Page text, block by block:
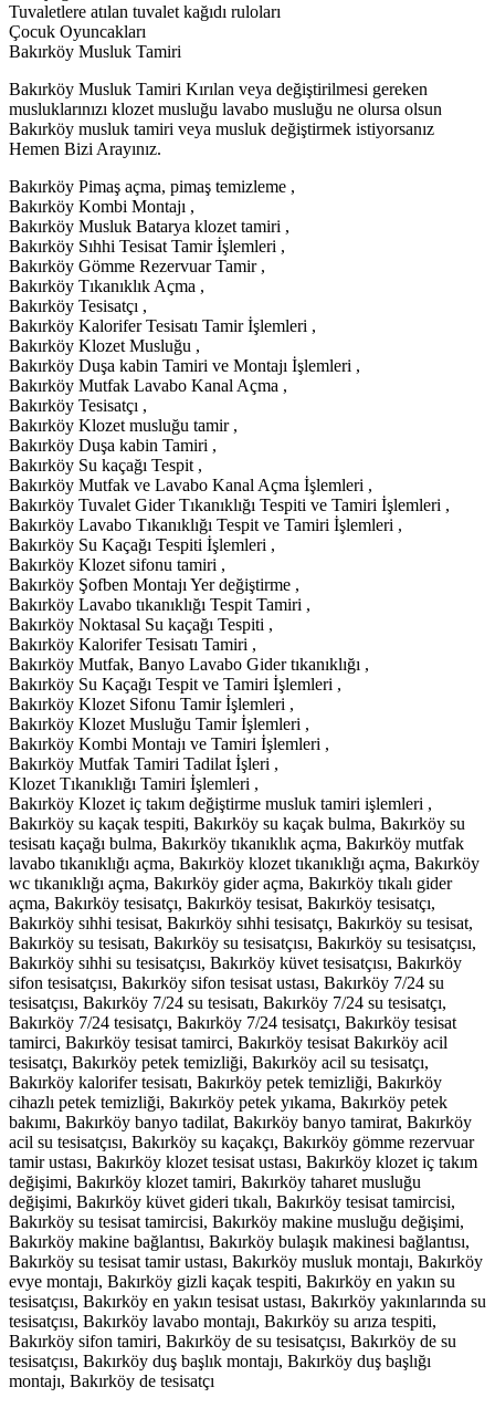
Tuvaletlere atılan tuvalet kağıdı ruloları
Çocuk Oyuncakları
Bakırköy Musluk Tamiri
Bakırköy Musluk Tamiri Kırılan veya değiştirilmesi gereken
musluklarınızı klozet musluğu lavabo musluğu ne olursa olsun
Bakırköy musluk tamiri veya musluk değiştirmek istiyorsanız
Hemen Bizi Arayınız.
Bakırköy Pimaş açma, pimaş temizleme ,
Bakırköy Kombi Montajı ,
Bakırköy Musluk Batarya klozet tamiri ,
Bakırköy Sıhhi Tesisat Tamir İşlemleri ,
Bakırköy Gömme Rezervuar Tamir ,
Bakırköy Tıkanıklık Açma ,
Bakırköy Tesisatçı ,
Bakırköy Kalorifer Tesisatı Tamir İşlemleri ,
Bakırköy Klozet Musluğu ,
Bakırköy Duşa kabin Tamiri ve Montajı İşlemleri ,
Bakırköy Mutfak Lavabo Kanal Açma ,
Bakırköy Tesisatçı ,
Bakırköy Klozet musluğu tamir ,
Bakırköy Duşa kabin Tamiri ,
Bakırköy Su kaçağı Tespit ,
Bakırköy Mutfak ve Lavabo Kanal Açma İşlemleri ,
Bakırköy Tuvalet Gider Tıkanıklığı Tespiti ve Tamiri İşlemleri ,
Bakırköy Lavabo Tıkanıklığı Tespit ve Tamiri İşlemleri ,
Bakırköy Su Kaçağı Tespiti İşlemleri ,
Bakırköy Klozet sifonu tamiri ,
Bakırköy Şofben Montajı Yer değiştirme ,
Bakırköy Lavabo tıkanıklığı Tespit Tamiri ,
Bakırköy Noktasal Su kaçağı Tespiti ,
Bakırköy Kalorifer Tesisatı Tamiri ,
Bakırköy Mutfak, Banyo Lavabo Gider tıkanıklığı ,
Bakırköy Su Kaçağı Tespit ve Tamiri İşlemleri ,
Bakırköy Klozet Sifonu Tamir İşlemleri ,
Bakırköy Klozet Musluğu Tamir İşlemleri ,
Bakırköy Kombi Montajı ve Tamiri İşlemleri ,
Bakırköy Mutfak Tamiri Tadilat İşleri ,
Klozet Tıkanıklığı Tamiri İşlemleri ,
Bakırköy Klozet iç takım değiştirme musluk tamiri işlemleri ,
Bakırköy su kaçak tespiti, Bakırköy su kaçak bulma, Bakırköy su
tesisatı kaçağı bulma, Bakırköy tıkanıklık açma, Bakırköy mutfak
lavabo tıkanıklığı açma, Bakırköy klozet tıkanıklığı açma, Bakırköy
wc tıkanıklığı açma, Bakırköy gider açma, Bakırköy tıkalı gider
açma, Bakırköy tesisatçı, Bakırköy tesisat, Bakırköy tesisatçı,
Bakırköy sıhhi tesisat, Bakırköy sıhhi tesisatçı, Bakırköy su tesisat,
Bakırköy su tesisatı, Bakırköy su tesisatçısı, Bakırköy su tesisatçısı,
Bakırköy sıhhi su tesisatçısı, Bakırköy küvet tesisatçısı, Bakırköy
sifon tesisatçısı, Bakırköy sifon tesisat ustası, Bakırköy 7/24 su
tesisatçısı, Bakırköy 7/24 su tesisatı, Bakırköy 7/24 su tesisatçı,
Bakırköy 7/24 tesisatçı, Bakırköy 7/24 tesisatçı, Bakırköy tesisat
tamirci, Bakırköy tesisat tamirci, Bakırköy tesisat Bakırköy acil
tesisatçı, Bakırköy petek temizliği, Bakırköy acil su tesisatçı,
Bakırköy kalorifer tesisatı, Bakırköy petek temizliği, Bakırköy
cihazlı petek temizliği, Bakırköy petek yıkama, Bakırköy petek
bakımı, Bakırköy banyo tadilat, Bakırköy banyo tamirat, Bakırköy
acil su tesisatçısı, Bakırköy su kaçakçı, Bakırköy gömme rezervuar
tamir ustası, Bakırköy klozet tesisat ustası, Bakırköy klozet iç takım
değişimi, Bakırköy klozet tamiri, Bakırköy taharet musluğu
değişimi, Bakırköy küvet gideri tıkalı, Bakırköy tesisat tamircisi,
Bakırköy su tesisat tamircisi, Bakırköy makine musluğu değişimi,
Bakırköy makine bağlantısı, Bakırköy bulaşık makinesi bağlantısı,
Bakırköy su tesisat tamir ustası, Bakırköy musluk montajı, Bakırköy
evye montajı, Bakırköy gizli kaçak tespiti, Bakırköy en yakın su
tesisatçısı, Bakırköy en yakın tesisat ustası, Bakırköy yakınlarında su
tesisatçısı, Bakırköy lavabo montajı, Bakırköy su arıza tespiti,
Bakırköy sifon tamiri, Bakırköy de su tesisatçısı, Bakırköy de su
tesisatçısı, Bakırköy duş başlık montajı, Bakırköy duş başlığı
montajı, Bakırköy de tesisatçı